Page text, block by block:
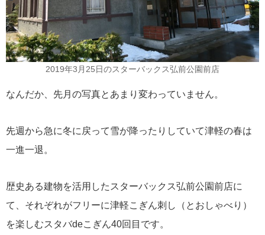
2019年3月25日のスターバックス弘前公園前店
なんだか、先月の写真とあまり変わっていません。
先週から急に冬に戻って雪が降ったりしていて津軽の春は
一進一退。
歴史ある建物を活用したスターバックス弘前公園前店に
て、それぞれがフリーに津軽こぎん刺し（とおしゃべり）
を楽しむスタバdeこぎん40回目です。